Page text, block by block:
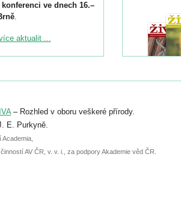
ve dnech 16.–
.
ke konferenci
do 6. září.
přednášky nebo
června.
aktualit ...
– Rozhled v oboru veškeré přírody.
E. Purkyně.
AV ČR, v. v. i., za podpory Akademie věd ČR.